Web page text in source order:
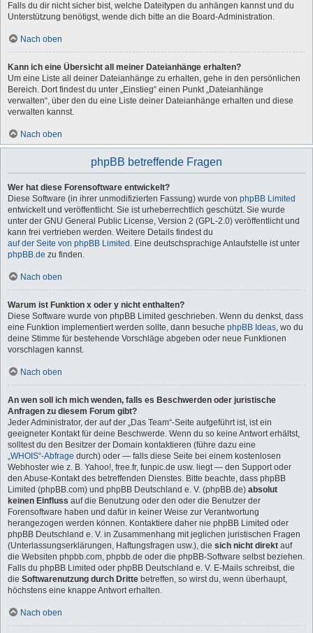
Falls du dir nicht sicher bist, welche Dateitypen du anhängen kannst und du
Unterstützung benötigst, wende dich bitte an die Board-Administration.
Nach oben
Kann ich eine Übersicht all meiner Dateianhänge erhalten?
Um eine Liste all deiner Dateianhänge zu erhalten, gehe in den persönlichen
Bereich. Dort findest du unter „Einstieg“ einen Punkt „Dateianhänge
verwalten“, über den du eine Liste deiner Dateianhänge erhalten und diese
verwalten kannst.
Nach oben
phpBB betreffende Fragen
Wer hat diese Forensoftware entwickelt?
Diese Software (in ihrer unmodifizierten Fassung) wurde von phpBB Limited
entwickelt und veröffentlicht. Sie ist urheberrechtlich geschützt. Sie wurde
unter der GNU General Public License, Version 2 (GPL-2.0) veröffentlicht und
kann frei vertrieben werden. Weitere Details findest du
auf der Seite von phpBB Limited . Eine deutschsprachige Anlaufstelle ist unter
phpBB.de zu finden.
Nach oben
Warum ist Funktion x oder y nicht enthalten?
Diese Software wurde von phpBB Limited geschrieben. Wenn du denkst, dass
eine Funktion implementiert werden sollte, dann besuche phpBB Ideas, wo du
deine Stimme für bestehende Vorschläge abgeben oder neue Funktionen
vorschlagen kannst.
Nach oben
An wen soll ich mich wenden, falls es Beschwerden oder juristische
Anfragen zu diesem Forum gibt?
Jeder Administrator, der auf der „Das Team“-Seite aufgeführt ist, ist ein
geeigneter Kontakt für deine Beschwerde. Wenn du so keine Antwort erhältst,
solltest du den Besitzer der Domain kontaktieren (führe dazu eine
„WHOIS“-Abfrage durch) oder — falls diese Seite bei einem kostenlosen
Webhoster wie z. B. Yahoo!, free.fr, funpic.de usw. liegt — den Support oder
den Abuse-Kontakt des betreffenden Dienstes. Bitte beachte, dass phpBB
Limited (phpBB.com) und phpBB Deutschland e. V. (phpBB.de) absolut
keinen Einfluss auf die Benutzung oder den oder die Benutzer der
Forensoftware haben und dafür in keiner Weise zur Verantwortung
herangezogen werden können. Kontaktiere daher nie phpBB Limited oder
phpBB Deutschland e. V. in Zusammenhang mit jeglichen juristischen Fragen
(Unterlassungserklärungen, Haftungsfragen usw.), die sich nicht direkt auf
die Websiten phpbb.com, phpbb.de oder die phpBB-Software selbst beziehen.
Falls du phpBB Limited oder phpBB Deutschland e. V. E-Mails schreibst, die
die Softwarenutzung durch Dritte betreffen, so wirst du, wenn überhaupt,
höchstens eine knappe Antwort erhalten.
Nach oben